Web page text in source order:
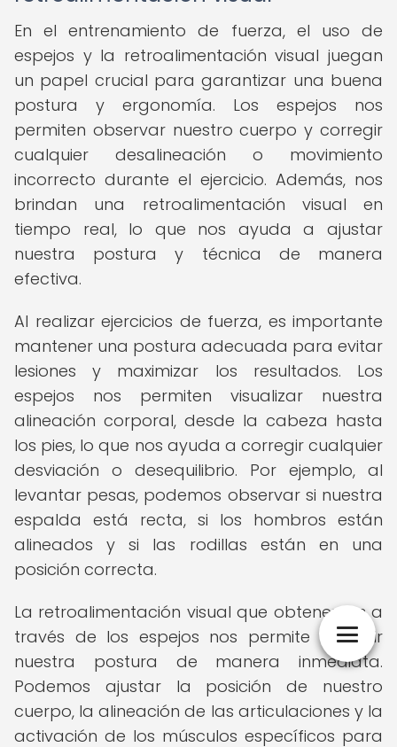
En el entrenamiento de fuerza, el uso de
espejos y la retroalimentación visual juegan
un papel crucial para garantizar una buena
postura y ergonomía. Los espejos nos
permiten observar nuestro cuerpo y corregir
cualquier desalineación o movimiento
incorrecto durante el ejercicio. Además, nos
brindan una retroalimentación visual en
tiempo real, lo que nos ayuda a ajustar
nuestra postura y técnica de manera
efectiva.
Al realizar ejercicios de fuerza, es importante
mantener una postura adecuada para evitar
lesiones y maximizar los resultados. Los
espejos nos permiten visualizar nuestra
alineación corporal, desde la cabeza hasta
los pies, lo que nos ayuda a corregir cualquier
desviación o desequilibrio. Por ejemplo, al
levantar pesas, podemos observar si nuestra
espalda está recta, si los hombros están
alineados y si las rodillas están en una
posición correcta.
La retroalimentación visual que obtenemos a
través de los espejos nos permite corregir
nuestra postura de manera inmediata.
Podemos ajustar la posición de nuestro
cuerpo, la alineación de las articulaciones y la
activación de los músculos específicos para